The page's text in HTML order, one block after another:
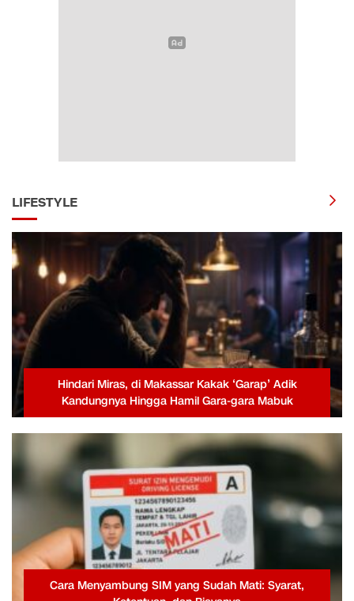
LIFESTYLE
Hindari Miras, di Makassar Kakak ‘Garap’ Adik
Kandungnya Hingga Hamil Gara-gara Mabuk
Cara Menyambung SIM yang Sudah Mati: Syarat,